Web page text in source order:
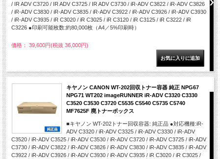
/ IR ADV C3720 / IR ADV C3725 / IR ADV C3730 / iR-ADV C3822 / iR-ADV C3826
/ iR-ADV C3830 / iR-ADV C3835 / iR-ADV C3922 / iR-ADV C3926 / iR-ADV C3930
/ iR-ADV C3935 / iR C3020 / iR C3025 / iR C3120 / iR C3125 / iR C3222 / iR
C3226 ●印刷可能枚数:約80,000枚（A4／5%印刷時）
価格： 39,600円(税抜 36,000円)
キヤノン CANON WT-202回収トナー容器 純正 NPG67
NPG71 WT202 imageRUNNER iR-ADV C3320 C3330
C3520 C3530 C3720 C5535 C5540 C5735 C5740
MF7625F 廃トナーボックス
■キヤノン WT-202トナー回収容器: 純正品 ●対応機種:iR-
ADV C3320 / iR-ADV C3325 / iR-ADV C3330 / iR-ADV
C3520 / iR-ADV C3525 / iR-ADV C3530 / iR-ADV C3720 / iR-ADV C3725 / iR-ADV
C3730 / iR-ADV C3822 / iR-ADV C3826 / iR-ADV C3830 / iR-ADV C3835 / iR-ADV
C3922 / iR-ADV C3926 / iR-ADV C3930 / iR-ADV C3935 / iR C3020 / iR C3025 /